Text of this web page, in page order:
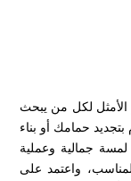
الأمثل لكل من يبحث
حمامك أو بناء
جمالية وعملية
واعتمد على